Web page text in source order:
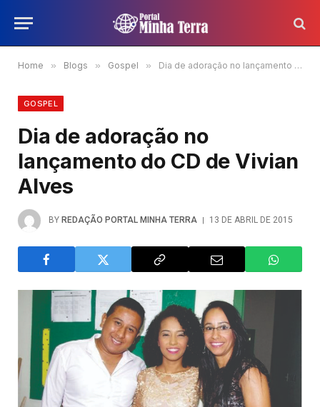
Home » Blogs » Gospel » Dia de adoração no lançamento do CD de Vivian Alves
GOSPEL
Dia de adoração no
lançamento do CD de Vivian
Alves
BY REDAÇÃO PORTAL MINHA TERRA 13 DE ABRIL DE 2015